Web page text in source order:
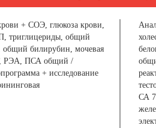
+ СОЭ, глюкоза крови,
общий
билирубин, мочевая
РЭА, ПСА общий /
+ исследование
СА